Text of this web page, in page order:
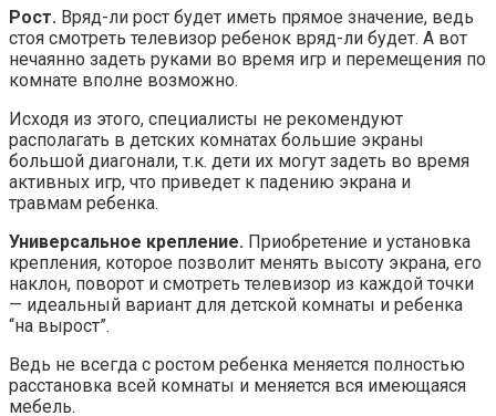
Рост. Вряд-ли рост будет иметь прямое значение, ведь
стоя смотреть телевизор ребенок вряд-ли будет. А вот
нечаянно задеть руками во время игр и перемещения по
комнате вполне возможно.
Исходя из этого, специалисты не рекомендуют
располагать в детских комнатах большие экраны
большой диагонали, т.к. дети их могут задеть во время
активных игр, что приведет к падению экрана и
травмам ребенка.
Универсальное крепление. Приобретение и установка
крепления, которое позволит менять высоту экрана, его
наклон, поворот и смотреть телевизор из каждой точки
— идеальный вариант для детской комнаты и ребенка
“на вырост”.
Ведь не всегда с ростом ребенка меняется полностью
расстановка всей комнаты и меняется вся имеющаяся
мебель.